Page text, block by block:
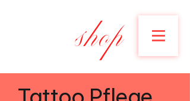
shop